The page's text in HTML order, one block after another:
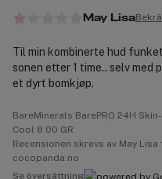
May Lisa
Til min kombinerte hud
sonen etter 1 time.. selv med
et dyrt bomkjøp.
BareMinerals BarePRO 24H
Cool 8.00 GR
Recensionen skrevs av May Lisa
cocopanda.no
Se översättning